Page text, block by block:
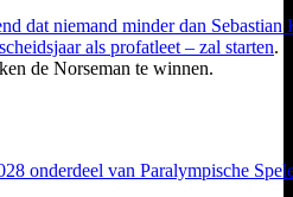
dat niemand minder dan Sebastian
als profatleet – zal starten.
de Norseman te winnen.
onderdeel van Paralympische